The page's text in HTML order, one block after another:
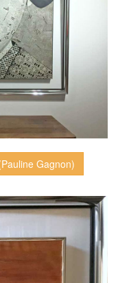
Gagnon)